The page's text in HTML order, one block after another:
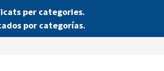
per categories.
por categorías.